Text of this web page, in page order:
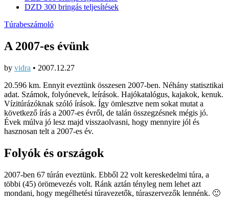
DZD 300 bringás teljesítések
Túrabeszámoló
A 2007-es évünk
by vidra • 2007.12.27
20.596 km. Ennyit eveztünk összesen 2007-ben. Néhány statisztikai
adat. Számok, folyónevek, leírások. Hajókatalógus, kajakok, kenuk.
Vízitúrázóknak szóló írások. Így ömlesztve nem sokat mutat a
következő írás a 2007-es évről, de talán összegzésnek mégis jó.
Évek múlva jó lesz majd visszaolvasni, hogy mennyire jól és
hasznosan telt a 2007-es év.
Folyók és országok
2007-ben 67 túrán eveztünk. Ebből 22 volt kereskedelmi túra, a
többi (45) örömevezés volt. Ránk aztán tényleg nem lehet azt
mondani, hogy megélhetési túravezetők, túraszervezők lennénk. 🙂